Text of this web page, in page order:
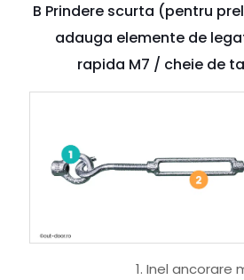
B Prindere scurta (pentru
adauga elemente de
rapida M7 / cheie de
1. Inel ancorare